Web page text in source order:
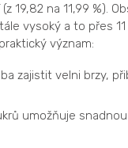
19,82 na 11,99 %).
vysoký a to přes 11
význam:
zajistit velni brzy,
umožňuje snadnou